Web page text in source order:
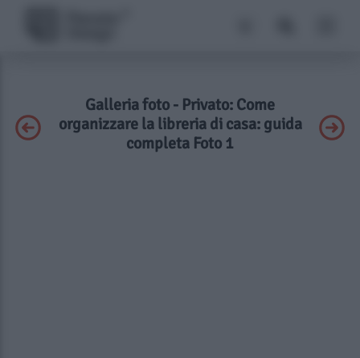
Galleria foto - Privato: Come
organizzare la libreria di casa: guida
completa Foto 1